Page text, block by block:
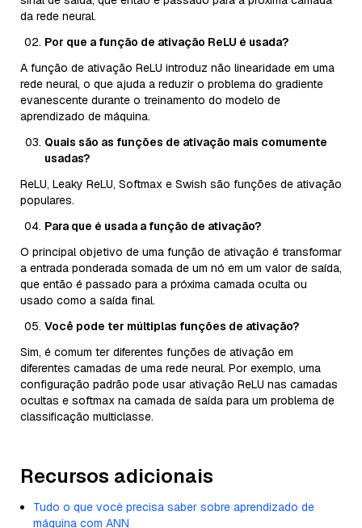
da rede neural.
Por que a função de ativação ReLU é usada?
A função de ativação ReLU introduz não linearidade em uma
rede neural, o que ajuda a reduzir o problema do gradiente
evanescente durante o treinamento do modelo de
aprendizado de máquina.
Quais são as funções de ativação mais comumente
usadas?
ReLU, Leaky ReLU, Softmax e Swish são funções de ativação
populares.
Para que é usada a função de ativação?
O principal objetivo de uma função de ativação é transformar
a entrada ponderada somada de um nó em um valor de saída,
que então é passado para a próxima camada oculta ou
usado como a saída final.
Você pode ter múltiplas funções de ativação?
Sim, é comum ter diferentes funções de ativação em
diferentes camadas de uma rede neural. Por exemplo, uma
configuração padrão pode usar ativação ReLU nas camadas
ocultas e softmax na camada de saída para um problema de
classificação multiclasse.
Recursos adicionais
Tudo o que você precisa saber sobre aprendizado de
máquina com ANN